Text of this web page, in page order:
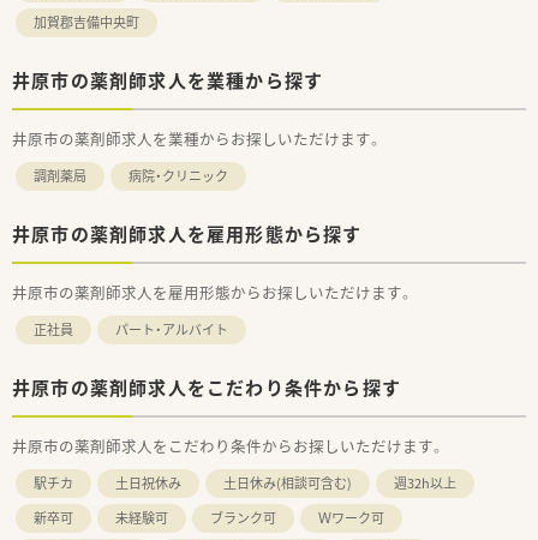
加賀郡吉備中央町
井原市の薬剤師求人を業種から探す
井原市の薬剤師求人を業種からお探しいただけます。
調剤薬局 病院・クリニック
井原市の薬剤師求人を雇用形態から探す
井原市の薬剤師求人を雇用形態からお探しいただけます。
正社員 パート・アルバイト
井原市の薬剤師求人をこだわり条件から探す
井原市の薬剤師求人をこだわり条件からお探しいただけます。
駅チカ 土日祝休み 土日休み(相談可含む)
週32h以上
新卒可
未経験可 ブランク可
Ｗワーク可